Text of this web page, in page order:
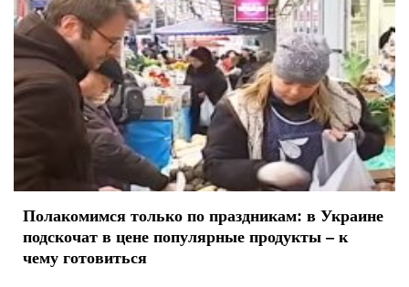
Полакомимся только по праздникам: в Украине
подскочат в цене популярные продукты – к
чему готовиться